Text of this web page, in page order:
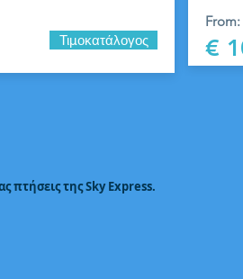
Τιμοκατάλογος
From:
€
πτήσεις της Sky Express.